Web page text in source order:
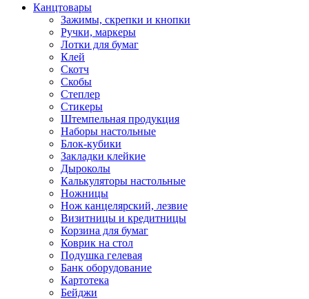
Канцтовары
Зажимы, скрепки и кнопки
Ручки, маркеры
Лотки для бумаг
Клей
Скотч
Скобы
Степлер
Стикеры
Штемпельная продукция
Наборы настольные
Блок-кубики
Закладки клейкие
Дыроколы
Калькуляторы настольные
Ножницы
Нож канцелярский, лезвие
Визитницы и кредитницы
Корзина для бумаг
Коврик на стол
Подушка гелевая
Банк оборудование
Картотека
Бейджи